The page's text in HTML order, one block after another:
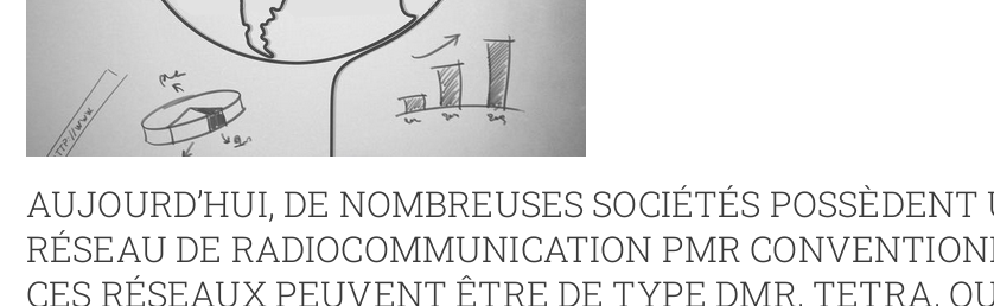
AUJOURD’HUI, DE NOMBREUSES SOCIÉTÉS POSSÈDENT
RÉSEAU DE RADIOCOMMUNICATION PMR
CES RÉSEAUX PEUVENT ÊTRE DE TYPE DMR, TETRA,